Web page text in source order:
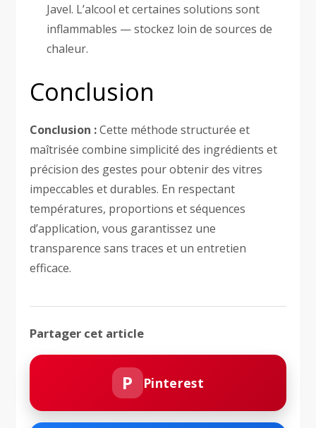
Javel. L’alcool et certaines solutions sont
inflammables — stockez loin de sources de
chaleur.
Conclusion
Conclusion :Cette méthode structurée et
maîtrisée combine simplicité des ingrédients et
précision des gestes pour obtenir des vitres
impeccables et durables. En respectant
températures, proportions et séquences
d’application, vous garantissez une
transparence sans traces et un entretien
efficace.
Partager cet article
P Pinterest